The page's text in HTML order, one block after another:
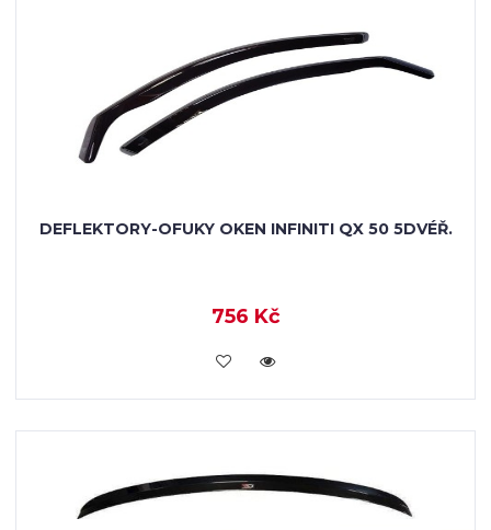
DEFLEKTORY-OFUKY OKEN INFINITI QX 50 5DVÉŘ.
756 Kč
KOUPIT